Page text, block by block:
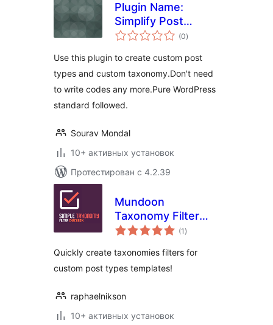
Plugin Name:
Simplify Post
Taxonomy
(0общий
рейтинг
)
Use this plugin to create custom post
types and custom taxonomy.Don't need
to write codes any more.Pure WordPress
standard followed.
Sourav Mondal
10+ активных установок
Протестирован с 4.2.39
Mundoon
Taxonomy Filter
Checkbox
(1 общий
рейтинг
)
Quickly create taxonomies filters for
custom post types templates!
raphaelnikson
10+ активных установок